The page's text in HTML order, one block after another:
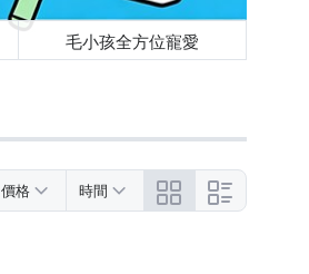
毛小孩全方位寵愛
價格 時間